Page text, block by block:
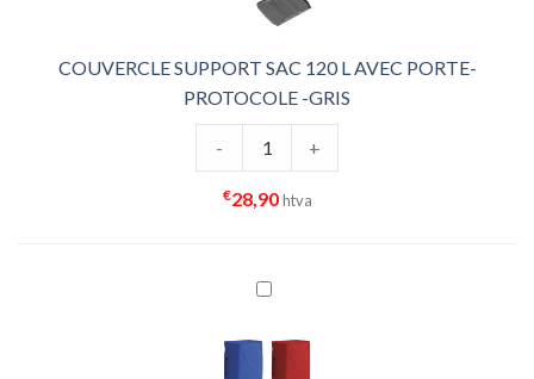
COUVERCLE SUPPORT SAC 120 L AVEC PORTE-
PROTOCOLE -GRIS
- +
€28,90 htva